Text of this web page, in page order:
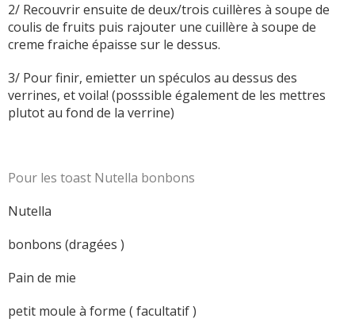
2/ Recouvrir ensuite de deux/trois cuillères à soupe de
coulis de fruits puis rajouter une cuillère à soupe de
creme fraiche épaisse sur le dessus.
3/ Pour finir, emietter un spéculos au dessus des
verrines, et voila! (posssible également de les mettres
plutot au fond de la verrine)
Pour les toast Nutella bonbons
Nutella
bonbons (dragées )
Pain de mie
petit moule à forme ( facultatif )